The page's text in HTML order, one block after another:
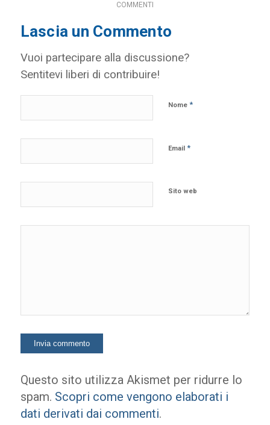
COMMENTI
Lascia un Commento
Vuoi partecipare alla discussione?
Sentitevi liberi di contribuire!
Nome *
Email *
Sito web
Questo sito utilizza Akismet per ridurre lo
spam. Scopri come vengono elaborati i
dati derivati dai commenti.